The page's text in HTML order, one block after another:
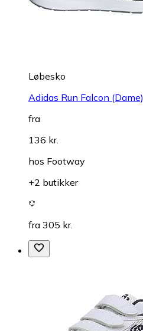
Løbesko
Adidas Run Falcon (Dame)
fra
136 kr.
hos Footway
+2 butikker
fra 305 kr.